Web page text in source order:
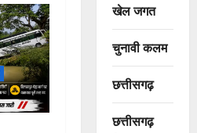
खेल जगत
चुनावी कलम
छत्तीसगढ़
छत्तीसगढ़